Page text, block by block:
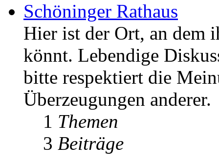
Schöninger Rathaus
Hier ist der Ort, an dem
könnt. Lebendige
bitte respektiert die
Überzeugungen anderer.
1 Themen
3 Beiträge